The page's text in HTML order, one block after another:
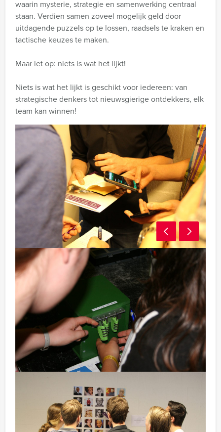
waarin mysterie, strategie en samenwerking centraal
staan. Verdien samen zoveel mogelijk geld door
uitdagende puzzels op te lossen, raadsels te kraken en
tactische keuzes te maken.
Maar let op: niets is wat het lijkt!
Niets is wat het lijkt is geschikt voor iedereen: van
strategische denkers tot nieuwsgierige ontdekkers, elk
team kan winnen!
Waarom Niets is wat het lijkt kiezen?
Het doel is helder en (lijkt) gemakkelijk: verdien zoveel
mogelijk geld door het oplossen van puzzels en
raadsels, verspreid over de locatie. Elk juist antwoord
brengt je team dichter bij de overwinning. Maar let op:
foute antwoorden of een fractie te laat invullen levert
verlies op.
Maak jij gebruik van de jokers om geen geld te
verliezen? Of ga je voor de grote groene box?
Wie weet maken ze het verschil tussen winst en
Ideaal voor een origineel bedrijfsuitje of unieke